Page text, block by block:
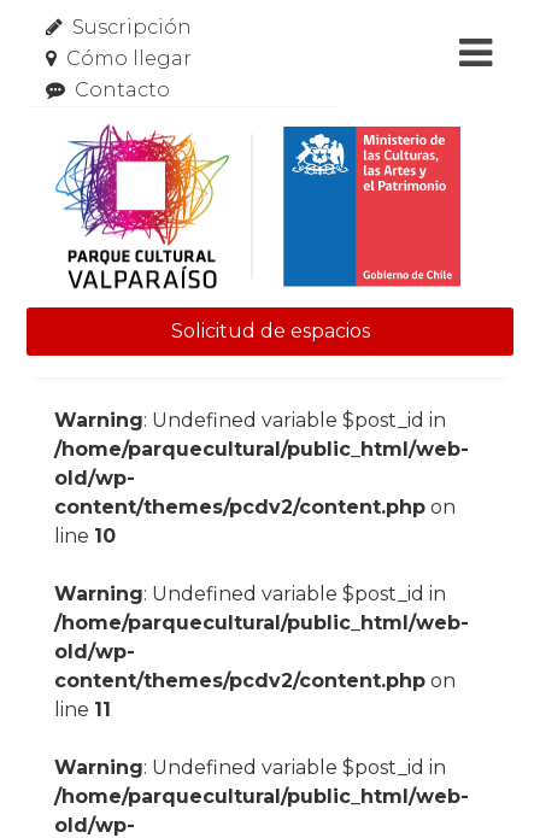
Suscripción
Cómo llegar
Contacto
Solicitud de espacios
Warning: Undefined variable $post_id in
/home/parquecultural/public_html/web-
old/wp-
content/themes/pcdv2/content.phpon
line 10
Warning: Undefined variable $post_id in
/home/parquecultural/public_html/web-
old/wp-
content/themes/pcdv2/content.phpon
line 11
Warning: Undefined variable $post_id in
/home/parquecultural/public_html/web-
old/wp-